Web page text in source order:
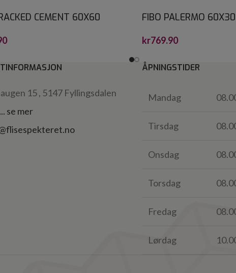
CEMENT 60X60
FIBO PALERMO
kr769.90
15 , 5147 Fyllingsdalen
se mer
ÅPNINGSTIDER
Mandag
Tirsdag
Onsdag
Torsdag
Fredag
Lørdag